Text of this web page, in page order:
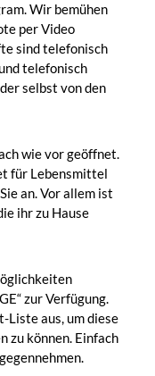
Wir bemühen
per Video
sind telefonisch
telefonisch
selbst von den
wie vor geöffnet.
für Lebensmittel
an. Vor allem ist
ihr zu Hause
zur Verfügung.
Liste aus, um diese
zu können. Einfach